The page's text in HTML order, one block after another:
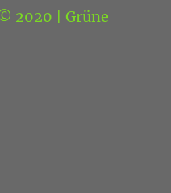
2020 | Grüne